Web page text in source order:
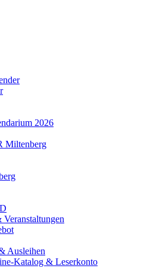
2026
Miltenberg
Ausleihen
Katalog & Leserkonto